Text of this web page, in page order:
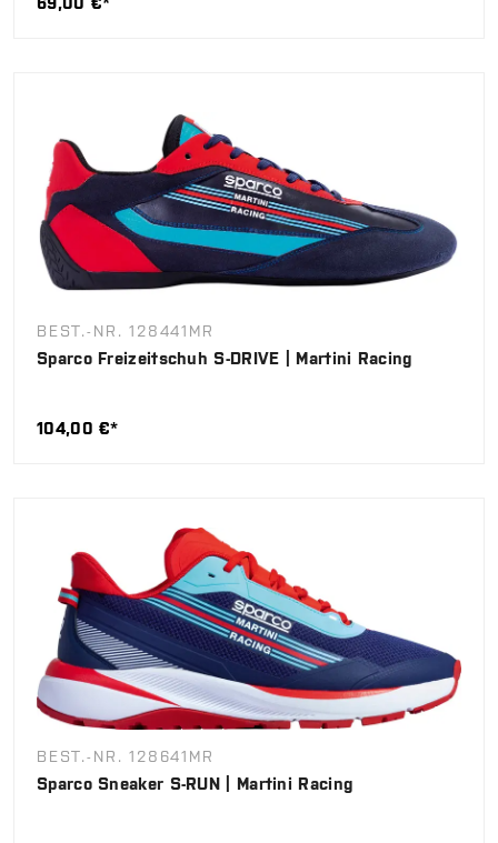
BEST.-NR. 128441MR
Sparco Freizeitschuh S-DRIVE | Martini Racing
104,00 €*
BEST.-NR. 128641MR
Sparco Sneaker S-RUN | Martini Racing